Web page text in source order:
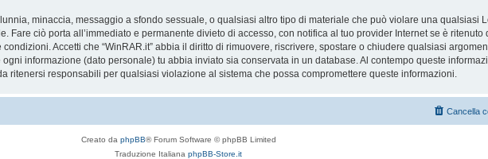
minaccia, messaggio a sfondo sessuale, o qualsiasi altro tipo di materiale che può violare una qualsiasi
Fare ciò porta all’immediato e permanente divieto di accesso, con notifica al tuo provider Internet se è ritenuto
Accetti che “WinRAR.it” abbia il diritto di rimuovere, riscrivere, spostare o chiudere qualsiasi
informazione (dato personale) tu abbia inviato sia conservata in un database. Al contempo queste
ritenersi responsabili per qualsiasi violazione al sistema che possa compromettere queste informazioni.
Cancella
Creato da phpBB® Forum Software © phpBB Limited
Traduzione Italiana phpBB-Store.it